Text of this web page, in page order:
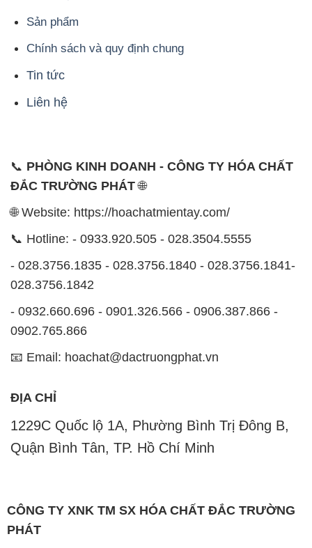
Sản phẩm
Chính sách và quy định chung
Tin tức
Liên hệ
📞 PHÒNG KINH DOANH - CÔNG TY HÓA CHẤT
ĐẮC TRƯỜNG PHÁT🌐
🌐 Website: https://hoachatmientay.com/
📞 Hotline: - 0933.920.505 - 028.3504.5555
- 028.3756.1835 - 028.3756.1840 - 028.3756.1841-
028.3756.1842
- 0932.660.696 - 0901.326.566 - 0906.387.866 -
0902.765.866
📧 Email: hoachat@dactruongphat.vn
ĐỊA CHỈ
1229C Quốc lộ 1A, Phường Bình Trị Đông B,
Quận Bình Tân, TP. Hồ Chí Minh
CÔNG TY XNK TM SX HÓA CHẤT ĐẮC TRƯỜNG
PHÁT